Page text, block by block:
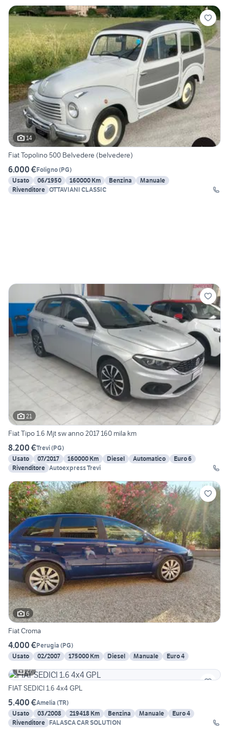
14
Fiat Topolino 500 Belvedere (belvedere)
6.000 €Foligno(PG)
Usato
06/1950 160000 Km Benzina
Manuale
Rivenditore OTTAVIANI CLASSIC
21
Fiat Tipo 1.6 Mjt sw anno 2017 160 mila km
8.200 €Trevi(PG)
Usato
07/2017 160000 Km Diesel Automatico
Euro 6
Rivenditore Autoexpress Trevi
6
Fiat Croma
4.000 €Perugia (PG)
Usato
02/2007 175000 Km Diesel Manuale
Euro 4
27
FIAT SEDICI 1.6 4x4 GPL
5.400 €Amelia (TR)
Usato
03/2008 219418 Km Benzina Manuale
Euro 4
Rivenditore FALASCA CAR SOLUTION